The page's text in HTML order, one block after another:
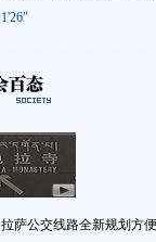
1'26"
拉萨公交线路全新规划方